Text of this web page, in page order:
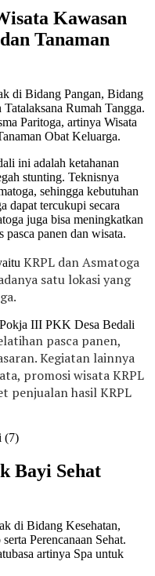
Kawasan
Tanaman
di Bidang Pangan, Bidang
Rumah Tangga.
Paritoga, artinya Wisata
Obat Keluarga.
ini adalah ketahanan
stunting. Teknisnya
sehingga kebutuhan
dapat tercukupi secara
juga bisa meningkatkan
pasca panen dan wisata.
KRPL dan Asmatoga
danya satu lokasi yang
III PKK Desa Bedali
pasca panen,
Kegiatan lainnya
promosi wisata KRPL
penjualan hasil KRPL
Bayi Sehat
di Bidang Kesehatan,
Perencanaan Sehat.
artinya Spa untuk